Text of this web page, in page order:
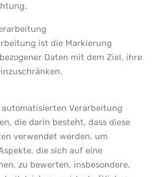
ist die Markierung
Daten mit dem Ziel, ihre
Verarbeitung
die darin besteht, dass diese
verwendet werden, um
die sich auf eine
zu bewerten, insbesondere,